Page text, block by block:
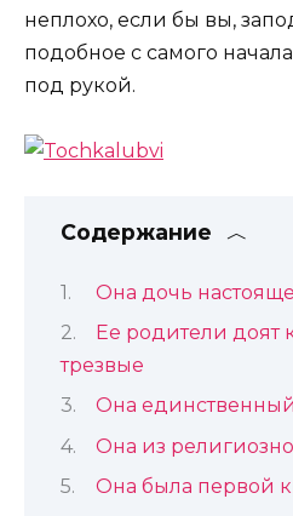
неплохо, если бы вы,
подобное с самого
под рукой.
Содержание
Она дочь
Ее родители доят
трезвые
Она
Она из
Она была первой